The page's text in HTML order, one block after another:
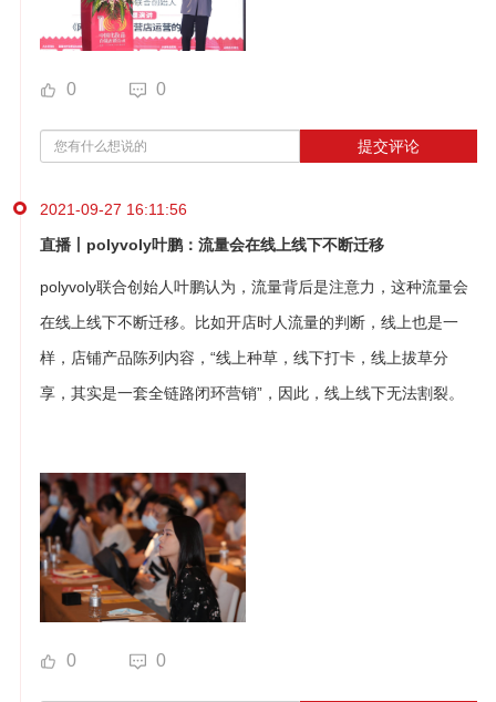
0 0
提交评论
2021-09-27 16:11:56
直播丨polyvoly叶鹏：流量会在线上线下不断迁移
polyvoly联合创始人叶鹏认为，流量背后是注意力，这种流量会
在线上线下不断迁移。比如开店时人流量的判断，线上也是一
样，店铺产品陈列内容，“线上种草，线下打卡，线上拔草分
享，其实是一套全链路闭环营销”，因此，线上线下无法割裂。
0 0